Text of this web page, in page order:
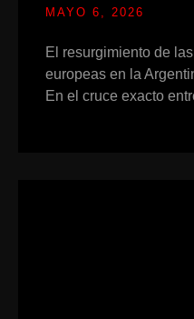
MAYO 6, 2026
El resurgimiento de
europeas en la
En el cruce exacto